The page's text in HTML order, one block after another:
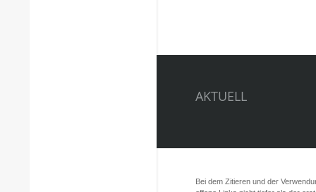
AKTUELL
Bei dem Zitieren und der